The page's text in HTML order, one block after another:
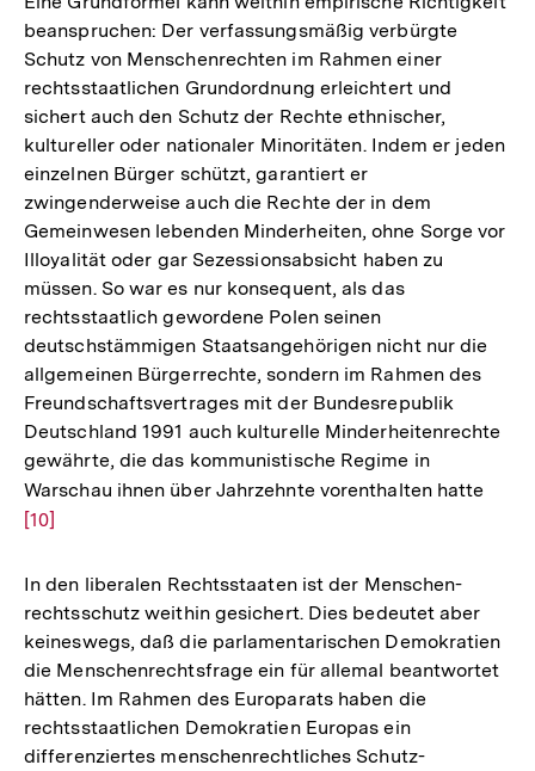
beanspruchen: Der verfassungsmäßig verbürgte
Schutz von Menschenrechten im Rahmen einer
rechtsstaatlichen Grundordnung erleichtert und
sichert auch den Schutz der Rechte ethnischer,
kultureller oder nationaler Minoritäten. Indem er jeden
einzelnen Bürger schützt, garantiert er
zwingenderweise auch die Rechte der in dem
Gemeinwesen lebenden Minderheiten, ohne Sorge vor
Illoyalität oder gar Sezessionsabsicht haben zu
müssen. So war es nur konsequent, als das
rechtsstaatlich gewordene Polen seinen
deutschstämmigen Staatsangehörigen nicht nur die
allgemeinen Bürgerrechte, sondern im Rahmen des
Freundschaftsvertrages mit der Bundesrepublik
Deutschland 1991 auch kulturelle Minderheitenrechte
gewährte, die das kommunistische Regime in
Warschau ihnen über Jahrzehnte vorenthalten hatte
[10]
In den liberalen Rechtsstaaten ist der Menschen-
rechtsschutz weithin gesichert. Dies bedeutet aber
keineswegs, daß die parlamentarischen Demokratien
die Menschenrechtsfrage ein für allemal beantwortet
hätten. Im Rahmen des Europarats haben die
rechtsstaatlichen Demokratien Europas ein
differenziertes menschenrechtliches Schutz-